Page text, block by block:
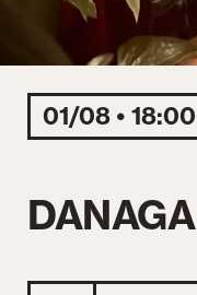
01/08 • 18:00
DANAGA